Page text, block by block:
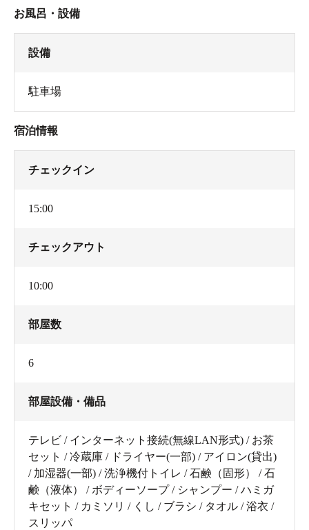
お風呂・設備
設備
駐車場
宿泊情報
チェックイン
15:00
チェックアウト
10:00
部屋数
6
部屋設備・備品
テレビ / インターネット接続(無線LAN形式) / お茶
セット / 冷蔵庫 / ドライヤー(一部) / アイロン(貸出)
/ 加湿器(一部) / 洗浄機付トイレ / 石鹸（固形） / 石
鹸（液体） / ボディーソープ / シャンプー / ハミガ
キセット / カミソリ / くし / ブラシ / タオル / 浴衣 /
スリッパ